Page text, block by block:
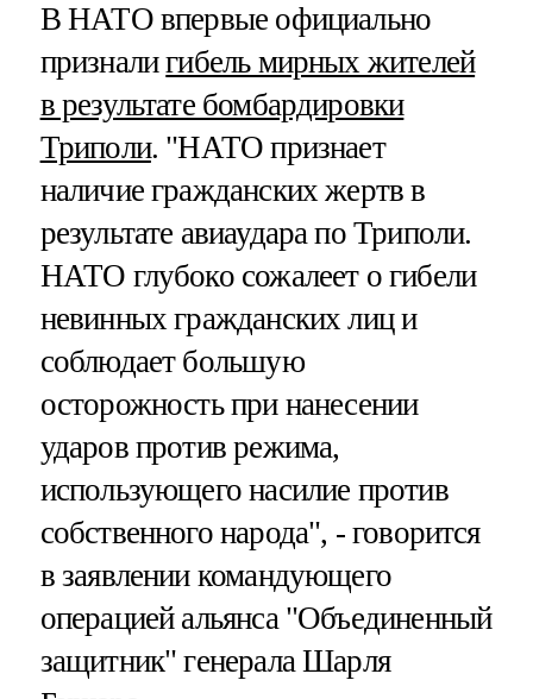
В НАТО впервые официально
призналигибель мирных жителей
в результате бомбардировки
Триполи. "НАТО признает
наличие гражданских жертв в
результате авиаудара по Триполи.
НАТО глубоко сожалеет о гибели
невинных гражданских лиц и
соблюдает большую
осторожность при нанесении
ударов против режима,
использующего насилие против
собственного народа", - говорится
в заявлении командующего
операцией альянса "Объединенный
защитник" генерала Шарля